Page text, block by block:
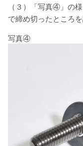
（３）「写真④」の
で締め切ったところを
写真④